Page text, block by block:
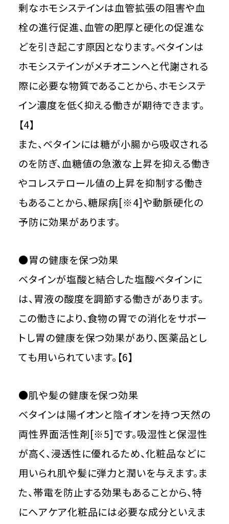
剰なホモシステインは血管拡張の阻害や血
栓の進行促進、血管の肥厚と硬化の促進な
どを引き起こす原因となります。ベタインは
ホモシステインがメチオニンへと代謝される
際に必要な物質であることから、ホモシステ
イン濃度を低く抑える働きが期待できます。
【4】
また、ベタインには糖が小腸から吸収される
のを防ぎ、血糖値の急激な上昇を抑える働き
やコレステロール値の上昇を抑制する働き
もあることから、糖尿病[※4]や動脈硬化の
予防に効果があります。
●胃の健康を保つ効果
ベタインが塩酸と結合した塩酸ベタインに
は、胃液の酸度を調節する働きがあります。
この働きにより、食物の胃での消化をサポー
トし胃の健康を保つ効果があり、医薬品とし
ても用いられています。【6】
●肌や髪の健康を保つ効果
ベタインは陽イオンと陰イオンを持つ天然の
両性界面活性剤[※5]です。吸湿性と保湿性
が高く、浸透性に優れるため、化粧品などに
用いられ肌や髪に弾力と潤いを与えます。ま
た、帯電を防止する効果もあることから、特
にヘアケア化粧品には必要な成分といえま